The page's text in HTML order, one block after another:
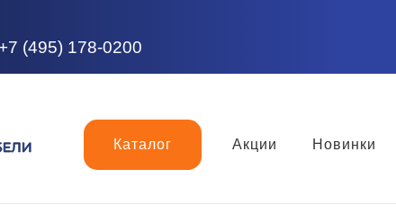
+7 (495) 178-0200
Каталог Акции Новинки